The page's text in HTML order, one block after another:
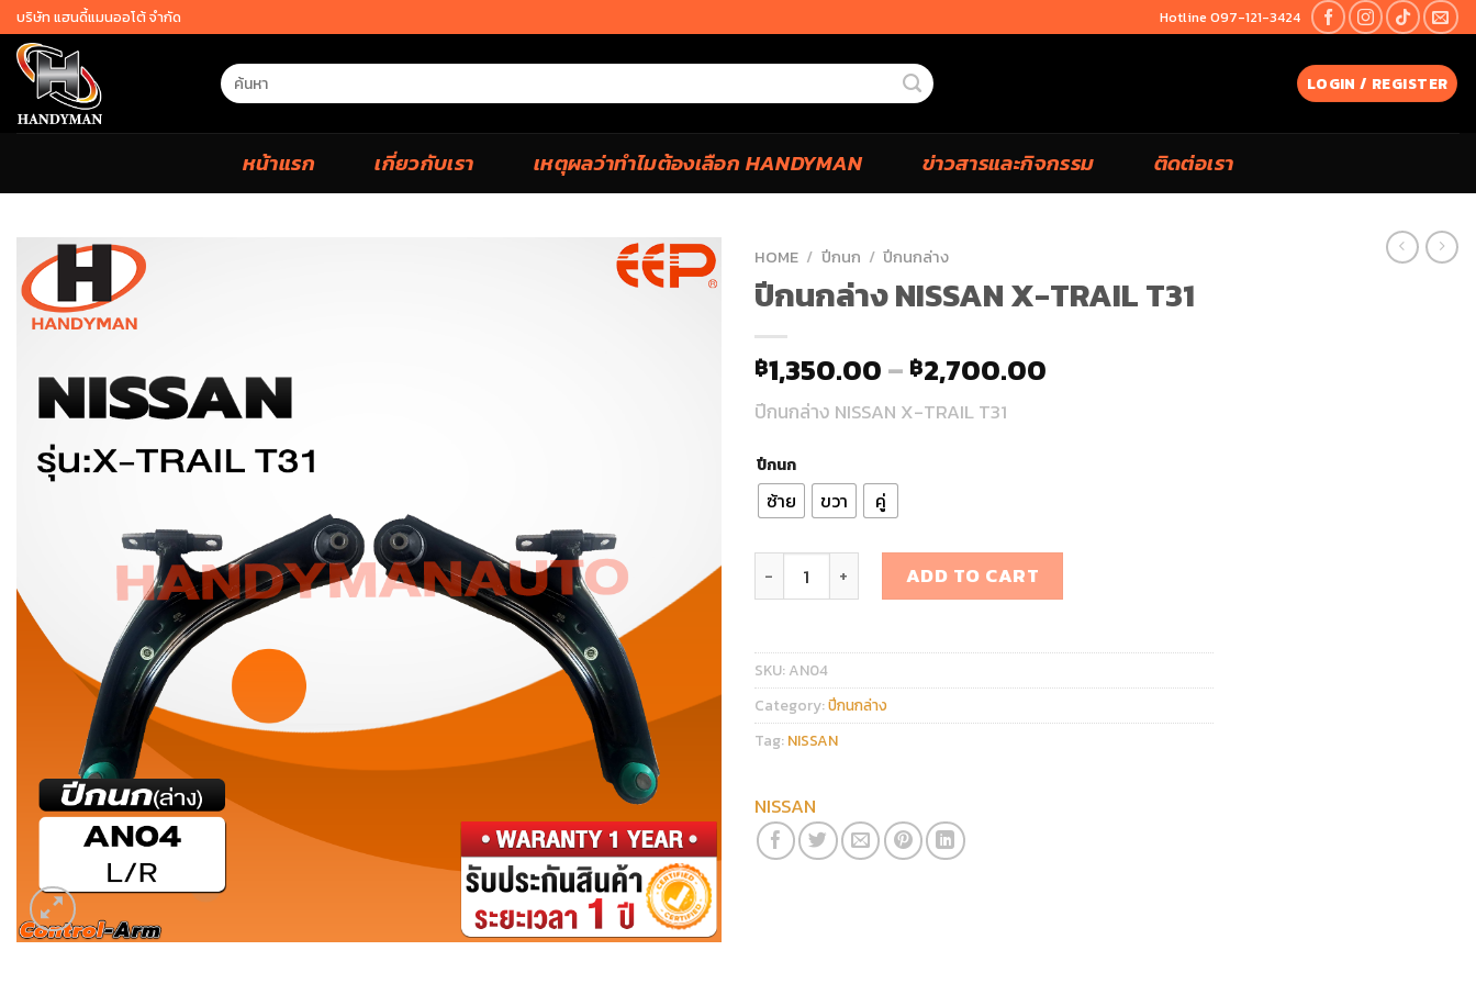
Skip
to
content
บริษัท แฮนดี้แมนออโต้ จำกัด Hotline 097-121-3424
Search
for:
LOGIN / REGISTER
หน้าแรก เกี่ยวกับเรา เหตุผลว่าทำไมต้องเลือก HANDYMAN ข่าวสารและกิจกรรม ติดต่อเรา
HOME / ปีกนก / ปีกนกล่าง
ปีกนกล่าง NISSAN X-TRAIL T31
฿1,350.00– ฿2,700.00
ปีกนกล่าง NISSAN X-TRAIL T31
ปีกนก
ซ้าย ขวา คู่
ปีกนกล่าง NISSAN X-TRAIL T31 quantity
ADD TO CART
SKU: AN04
Category:ปีกนกล่าง
Tag: NISSAN
NISSAN